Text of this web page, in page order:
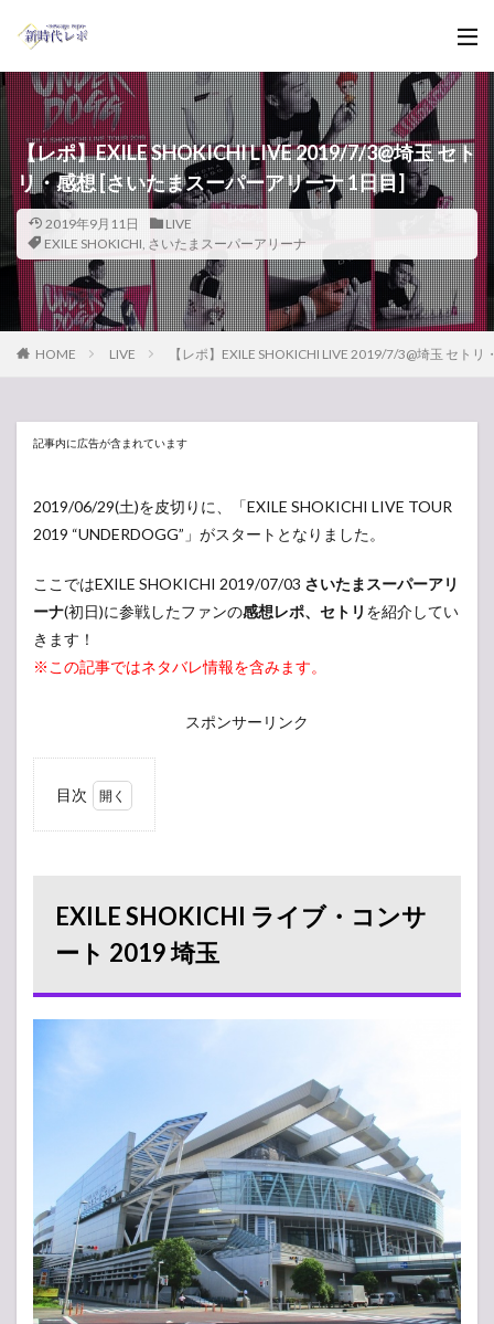
【レポ】EXILE SHOKICHI LIVE 2019/7/3@埼玉 セト
リ・感想 [さいたまスーパーアリーナ 1日目]
2019年9月11日
LIVE
EXILE SHOKICHI, さいたまスーパーアリーナ
HOME LIVE 【レポ】EXILE SHOKICHI LIVE 2019/7/3@埼玉 セト
記事内に広告が含まれています
2019/06/29(土)を皮切りに、「EXILE SHOKICHI LIVE TOUR
2019 “UNDERDOGG”」がスタートとなりました。
ここではEXILE SHOKICHI 2019/07/03 さいたまスーパーアリ
ーナ(初日)に参戦したファンの感想レポ、セトリ を紹介してい
きます！
※この記事ではネタバレ情報を含みます。
スポンサーリンク
目次
コンサー
ト 2019 埼
セッ
トリ
ブレ
ポ
（感
想）
2
EXILE
SHOKICHI LIVE
TOUR 2019
“UNDERDOGG”
EXILE SHOKICHI ライブ・コンサ
ート 2019 埼玉